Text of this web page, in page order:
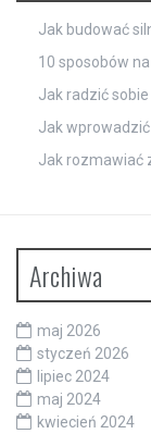
Jak budować
10 sposobów
Jak radzić
Jak
Jak rozmawiać
Archiwa
maj 2026
styczeń 2026
lipiec 2024
maj 2024
kwiecień 2024